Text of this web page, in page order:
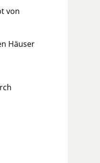
von
Häuser